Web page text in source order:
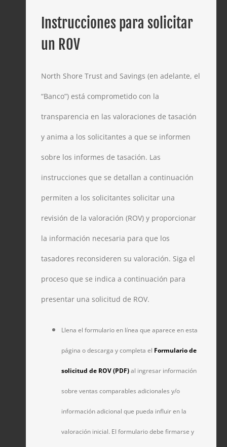
Instrucciones para solicitar
un ROV
North Shore Trust and Savings (en adelante, el
“Banco”) está comprometido con la
transparencia en las valoraciones de tasación
y anima a los solicitantes a que se informen
sobre los informes de tasación. Las
instrucciones que se detallan a continuación
permiten a los solicitantes solicitar una
revisión de la valoración (ROV) y proporcionar
la información necesaria para que los
tasadores reconsideren su valoración. Siga el
proceso que se indica a continuación para
presentar una solicitud de ROV.
Llena el formulario en línea que aparece en esta
página o descarga y completa el Formulario de
solicitud de ROV (PDF)al ingresar información
sobre ventas comparables adicionales y/o
información adicional que pueda influir en la
valoración inicial. El formulario debe firmarse y